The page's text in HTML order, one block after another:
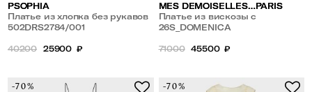
PSOPHIA
Платье из хлопка без рукавов
502DRS2784/001
40200 25900 ₽
MES DEMOISELLES…PARIS
Платье из вискозы с
кружевом
26S_DOMENICA
71000 45500 ₽
-70% -70%